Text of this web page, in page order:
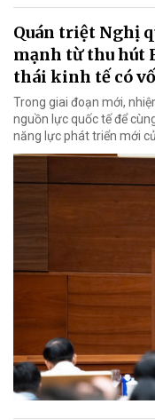
Quán triệt Nghị
mạnh từ thu hút
thái kinh tế có
Trong giai đoạn mới,
nguồn lực quốc tế để
năng lực phát triển mới